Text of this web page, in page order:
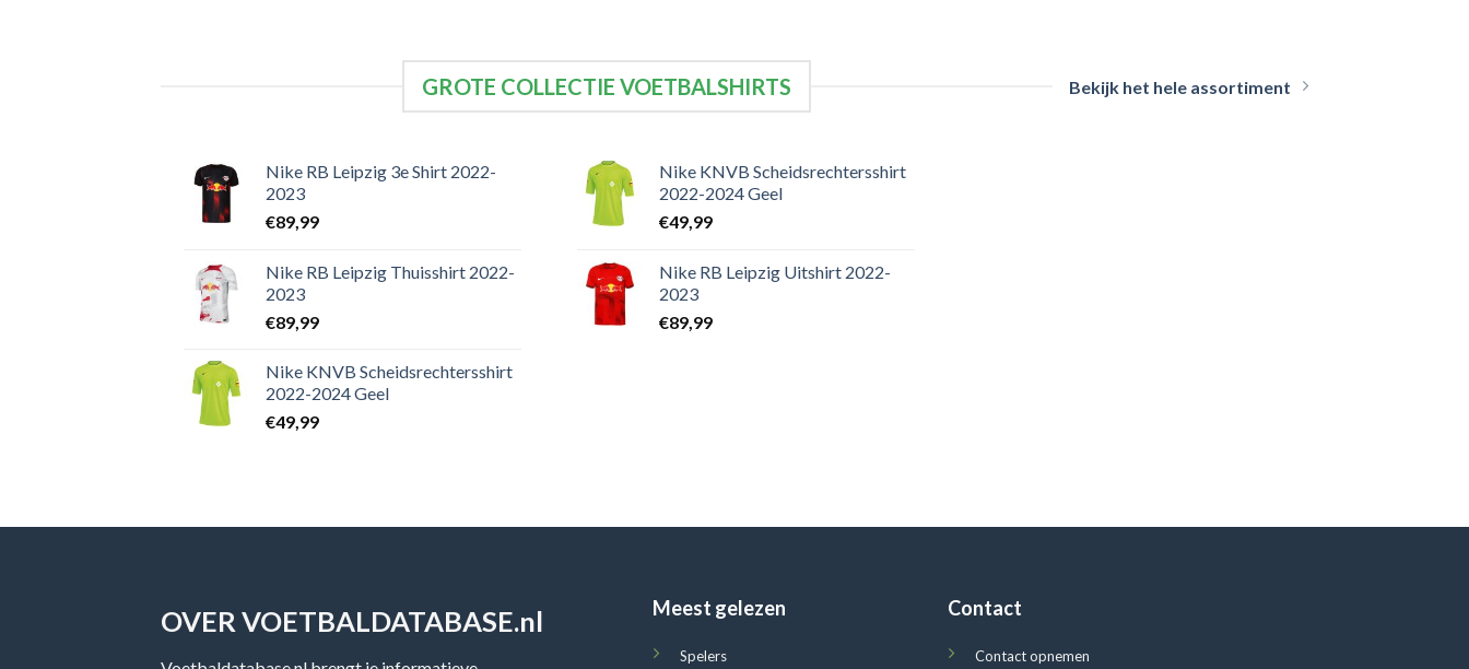
GROTE COLLECTIE VOETBALSHIRTS Bekijk het hele assortiment
Nike RB Leipzig 3e Shirt 2022-
2023
€89,99
Nike RB Leipzig Thuisshirt 2022-
2023
€89,99
Nike KNVB Scheidsrechtersshirt
2022-2024 Geel
€49,99
Nike KNVB Scheidsrechtersshirt
2022-2024 Geel
€49,99
Nike RB Leipzig Uitshirt 2022-
2023
€89,99
OVER VOETBALDATABASE.nl Meest gelezen
Spelers
Contact
Contact opnemen